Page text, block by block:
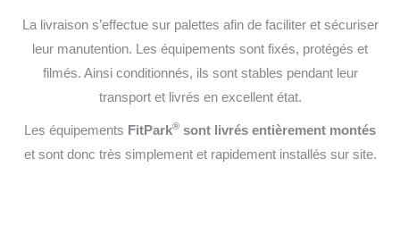
La livraison s’effectue sur palettes afin de faciliter et sécuriser
leur manutention. Les équipements sont fixés, protégés et
filmés. Ainsi conditionnés, ils sont stables pendant leur
transport et livrés en excellent état.
Les équipements FitPark® sont livrés entièrement montés
et sont donc très simplement et rapidement installés sur site.